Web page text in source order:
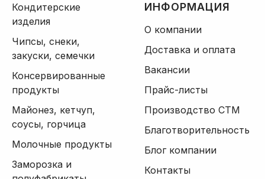
Кондитерские
изделия
Чипсы, снеки,
закуски, семечки
Консервированные
продукты
Майонез, кетчуп,
соусы, горчица
Молочные продукты
Заморозка и
ИНФОРМАЦИЯ
О компании
Доставка и оплата
Вакансии
Прайс-листы
Производство СТМ
Благотворительность
Блог компании
Контакты